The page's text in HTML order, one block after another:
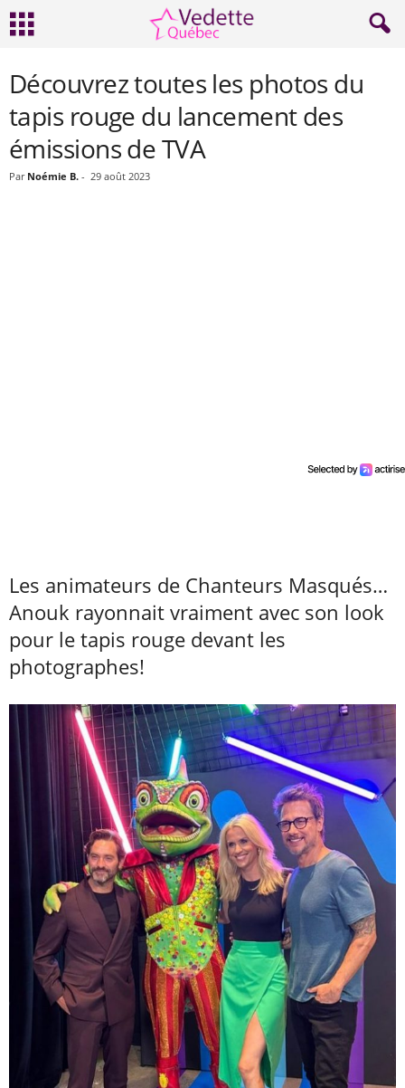
Découvrez toutes les photos du
tapis rouge du lancement des
émissions de TVA
Par Noémie B. - 29 août 2023
Les animateurs de Chanteurs Masqués…
Anouk rayonnait vraiment avec son look
pour le tapis rouge devant les
photographes!